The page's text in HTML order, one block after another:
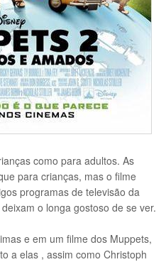
como para adultos. As
para crianças, mas o filme
programas de televisão da
o longa gostoso de se ver.
e em um filme dos Muppets,
a elas , assim como Christoph